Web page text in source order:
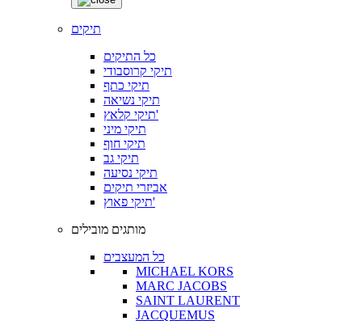
תיקים
כל התיקים
תיקי קרוסבודי
תיקי כתף
תיקי נשיאה
תיקי קלאץ'
תיקי מיני
תיקי חוף
תיקי גב
תיקי נסיעה
אביזרי תיקים
תיקי פאוץ'
מותגים מובילים
כל המעצבים
MICHAEL KORS
MARC JACOBS
SAINT LAURENT
JACQUEMUS